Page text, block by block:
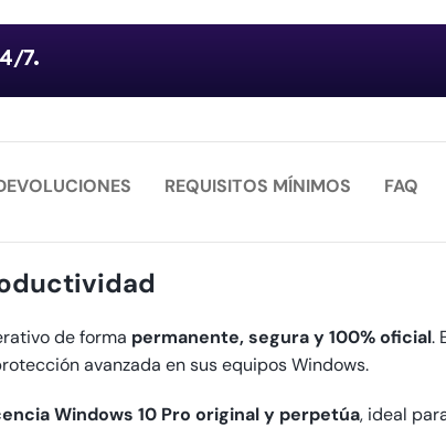
7.
REQUISITOS MÍNIMOS FAQ
de forma permanente, segura y 100% oficial.
avanzada en sus equipos Windows.
Windows 10 Pro original y perpetúa, ideal